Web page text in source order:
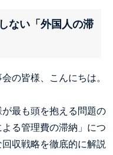
ない「外国人の滞
の皆様、こんにちは。
最も頭を抱える問題の
る管理費の滞納」につ
収戦略を徹底的に解説